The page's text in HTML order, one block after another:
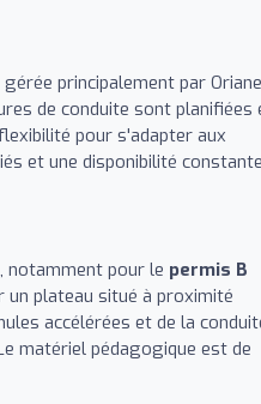
principalement par
de conduite sont planifiées
pour s'adapter aux
et une disponibilité constante
notamment pour le permis B
plateau situé à proximité
accélérées et de la
matériel pédagogique est de